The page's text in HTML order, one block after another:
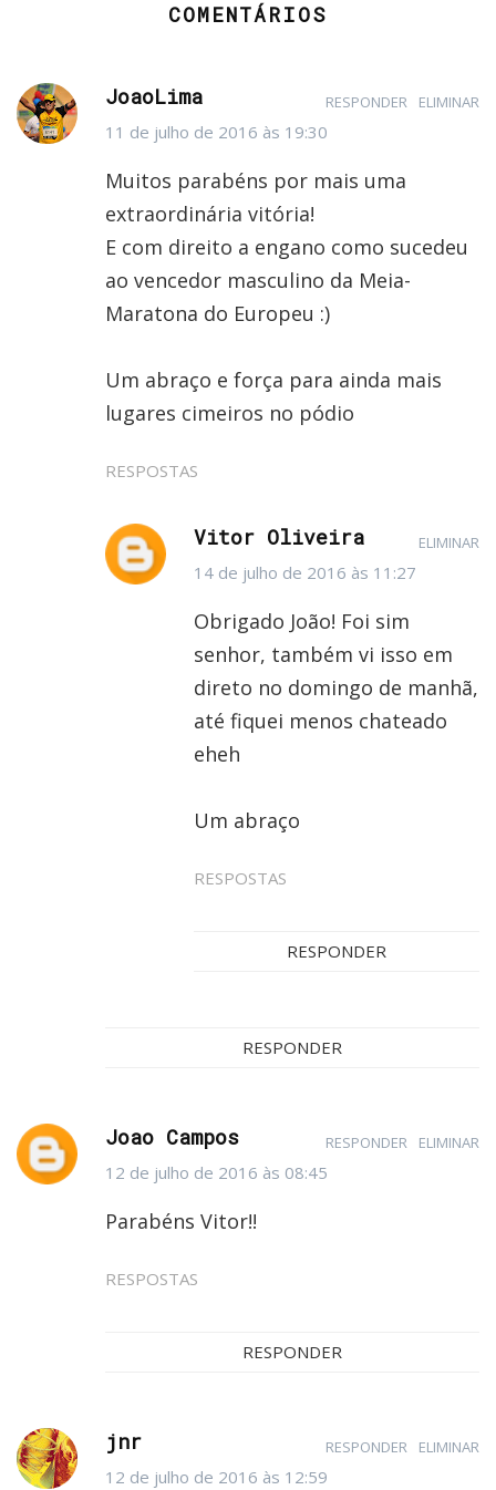
COMENTÁRIOS
JoaoLima
11 de julho de 2016 às 19:30
Muitos parabéns por mais uma
extraordinária vitória!
E com direito a engano como sucedeu
ao vencedor masculino da Meia-
Maratona do Europeu :)
Um abraço e força para ainda mais
lugares cimeiros no pódio
RESPONDER ELIMINAR
RESPOSTAS
Vitor Oliveira
14 de julho de 2016 às 11:27
Obrigado João! Foi sim
senhor, também vi isso em
direto no domingo de manhã,
até fiquei menos chateado
eheh
Um abraço
ELIMINAR
RESPOSTAS
RESPONDER
RESPONDER
Joao Campos
12 de julho de 2016 às 08:45
Parabéns Vitor!!
RESPONDER ELIMINAR
RESPOSTAS
RESPONDER
jnr
12 de julho de 2016 às 12:59
RESPONDER ELIMINAR